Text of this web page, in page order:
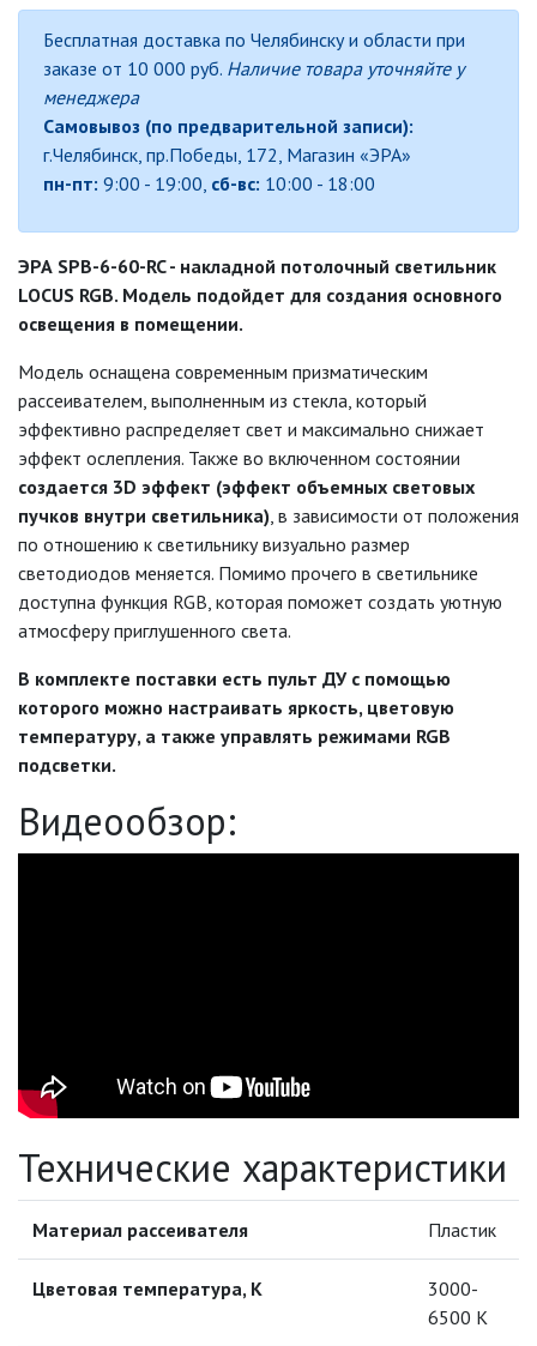
ДЕКОРАТИВНЫЕ СВЕТИЛЬНИКИ
БЫТОВЫЕ ПОТОЛОЧНЫЕ
ДЕКОРАТИВНЫЕ СВЕТИЛЬНИКИ
(SPB-6)
ИЗОЛЯЦИОННАЯ ЛЕНТА
ИСТОЧНИКИ СВЕТА
КАБЕЛЕНЕСУЩИЕ СИСТЕМЫ
КАБЕЛЬ
КЛЕЙКИЕ ЛЕНТЫ
ЛЕНТЫ СВЕТОДИОДНЫЕ (LED
ЛЕНТЫ)
ЛИНЕЙНЫЕ СВЕТОДИОДНЫЕ
ОТВЕРТКИ
ПОДВЕСНЫЕ ЛОФТ
СВЕТИЛЬНИКИ
Бесплатная доставка по Челябинску и области при
заказе от 10 000 руб. Наличие товара уточняйте у
менеджера
Самовывоз (по предварительной записи):
г.Челябинск, пр.Победы, 172, Магазин «ЭРА»
пн-пт: 9:00 - 19:00, сб-вс: 10:00 - 18:00
ЭРА SPB-6-60-RC - накладной потолочный светильник
LOCUS RGB. Модель подойдет для создания основного
освещения в помещении.
Модель оснащена современным призматическим
рассеивателем, выполненным из стекла, который
эффективно распределяет свет и максимально снижает
эффект ослепления. Также во включенном состоянии
создается 3D эффект (эффект объемных световых
пучков внутри светильника), в зависимости от положения
по отношению к светильнику визуально размер
светодиодов меняется. Помимо прочего в светильнике
доступна функция RGB, которая поможет создать уютную
атмосферу приглушенного света.
В комплекте поставки есть пульт ДУ с помощью
которого можно настраивать яркость, цветовую
температуру, а также управлять режимами RGB
подсветки.
Видеообзор:
Технические характеристики
Материал рассеивателя Пластик
Цветовая температура, К
3000-
6500 К